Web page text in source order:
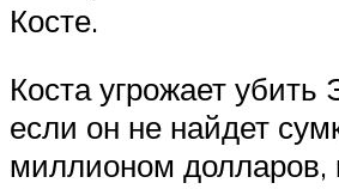
Косте.
Коста угрожает убить
если он не найдет
миллионом долларов,